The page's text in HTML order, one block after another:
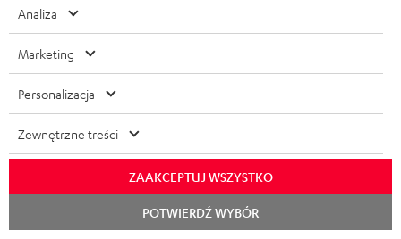
Uwaga
W przypadku bezpłatnych dodatków do produktów w ramach kampanii
promocyjnych, 2-letnia gwarancja Lautsprecher Teufel nie ma
zastosowania do tych produktów. W razie pytań prosimy o kontakt z
Dostawa
Dostawa słuchawek Teufel MOVE 2 nie musi nastąpić razem z dostawą
zamówionego produktu.
Analiza
Marketing
Personalizacja
Zewnętrzne treści
ZAAKCEPTUJ WSZYSTKO
POTWIERDŹ WYBÓR